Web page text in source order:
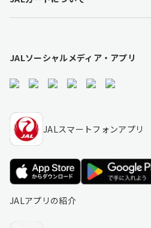
s
JALソーシャルメディア・アプリ
JALスマートフォンアプリ
JALアプリの紹介